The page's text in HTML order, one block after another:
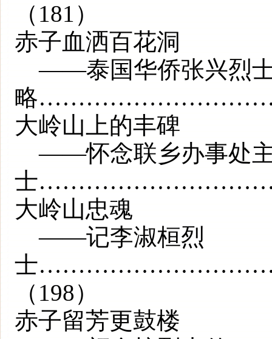
（181）
赤子血洒百花洞
——泰国华侨张兴烈
略
大岭山上的丰碑
——怀念联乡办事处
士
大岭山忠魂
——记李淑桓烈
士
（198）
赤子留芳更鼓楼